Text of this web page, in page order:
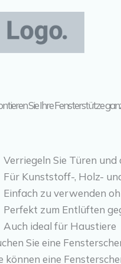
Sie Ihre Fensterstütze
Verriegeln Sie Türen
Für Kunststoff-, Holz-
Einfach zu verwenden
Perfekt zum Entlüften
Auch ideal für Haustiere
Sie eine
können eine